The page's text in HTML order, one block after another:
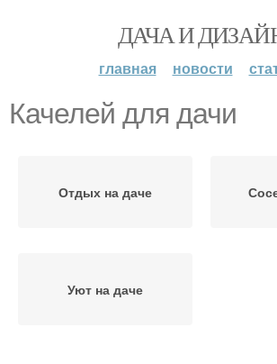
ДАЧА И
главная новости
Качелей для дачи
Отдых на даче
Уют на даче